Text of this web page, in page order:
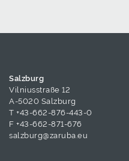
Salzburg
Vilniusstraße 12
A-5020 Salzburg
T +43-662-876-443-0
F +43-662-871-676
salzburg@zaruba.eu